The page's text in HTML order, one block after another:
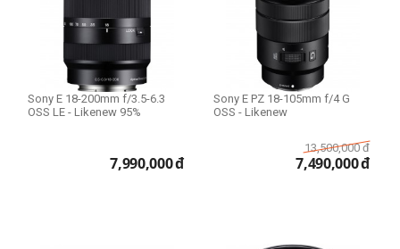
Lens Fullframe - Crop
APS-C
Full Frame
Sony E 18-200mm f/3.5-6.3
OSS LE - Likenew 95%
7,990,000đ
Sony E PZ 18-105mm f/4 G
OSS - Likenew
13,500,000 đ
7,490,000đ